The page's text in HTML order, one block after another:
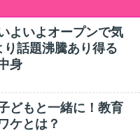
よいよオープンで気
話題沸騰あり得る
身
どもと一緒に！教育
ケとは？